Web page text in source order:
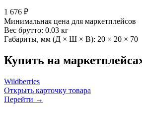
1 676 ₽
Минимальная цена для маркетплейсов
Вес брутто: 0.03 кг
Габариты, мм (Д × Ш × В): 20 × 20 × 70
Купить на
Wildberries
Открыть карточку товара
Перейти →